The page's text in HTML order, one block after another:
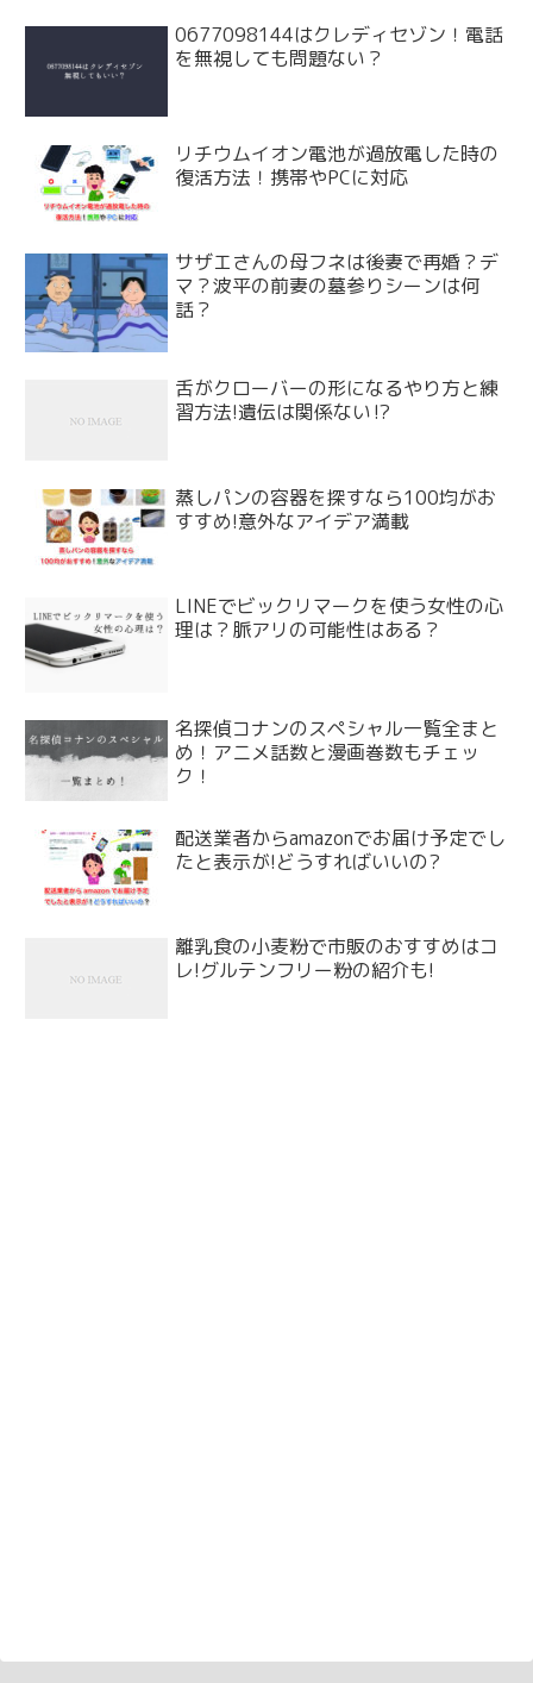
0677098144はクレディセゾン！電話
を無視しても問題ない？
リチウムイオン電池が過放電した時の
復活方法！携帯やPCに対応
サザエさんの母フネは後妻で再婚？デ
マ？波平の前妻の墓参りシーンは何
話？
舌がクローバーの形になるやり方と練
習方法!遺伝は関係ない⁉
蒸しパンの容器を探すなら100均がお
すすめ!意外なアイデア満載
LINEでビックリマークを使う女性の心
理は？脈アリの可能性はある？
名探偵コナンのスペシャル一覧全まと
め！アニメ話数と漫画巻数もチェッ
ク！
配送業者からamazonでお届け予定でし
たと表示が!どうすればいいの?
離乳食の小麦粉で市販のおすすめはコ
レ!グルテンフリー粉の紹介も!